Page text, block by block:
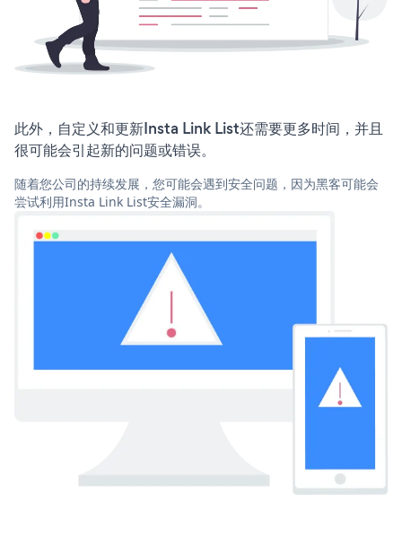
此外，自定义和更新Insta Link List还需要更多时间，并且
很可能会引起新的问题或错误。
随着您公司的持续发展，您可能会遇到安全问题，因为黑客可能会
尝试利用Insta Link List安全漏洞。